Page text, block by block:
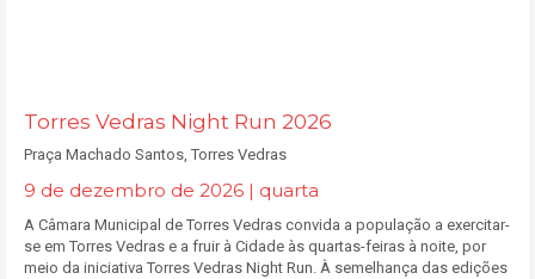
Torres Vedras Night Run 2026
Praça Machado Santos, Torres Vedras
9 de dezembro de 2026 | quarta
A Câmara Municipal de Torres Vedras convida a população a exercitar-
se em Torres Vedras e a fruir à Cidade às quartas-feiras à noite, por
meio da iniciativa Torres Vedras Night Run. À semelhança das edições